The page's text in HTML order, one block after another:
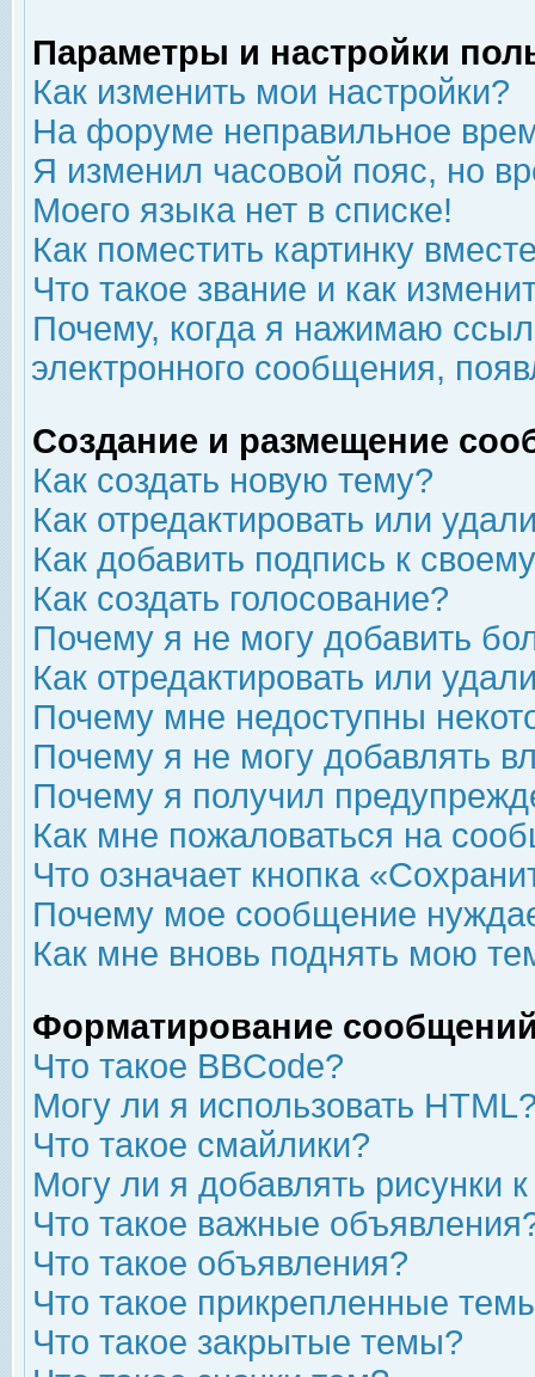
Параметры и настройки
Как изменить мои настройки?
На форуме неправильное
Я изменил часовой пояс, но
Моего языка нет в списке!
Как поместить картинку
Что такое звание и как
Почему, когда я нажимаю
электронного сообщения,
Создание и размещение
Как создать новую тему?
Как отредактировать или
Как добавить подпись к
Как создать голосование?
Почему я не могу добавить
Как отредактировать или
Почему мне недоступны
Почему я не могу добавлять
Почему я получил
Как мне пожаловаться на
Что означает кнопка
Почему мое сообщение
Как мне вновь поднять мою
Форматирование
Что такое BBCode?
Могу ли я использовать
Что такое смайлики?
Могу ли я добавлять рисунки
Что такое важные
Что такое объявления?
Что такое прикрепленные
Что такое закрытые темы?